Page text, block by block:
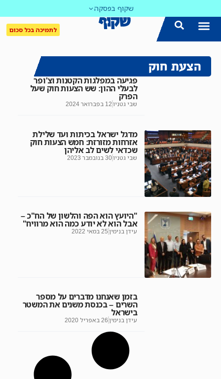
שקוף בפסקה
לתמיכה בכל סכום
הצעת חוק
פגיעה במפלגות הקטנות וצ'ופר
לבעלי ההון: שש הצעות חוק שעל
הפרק
שבי גטניו 12 בפברואר 2024
מדגל ישראל בכיתות ועד שלילת
אזרחות מזורזת: חמש הצעות חוק
שכדאי לשים לב אליהן
שבי גטניו30 בנובמבר 2023
"היועץ הוא הפה והלשון של הח"כ –
אבל הוא לא יודע כמה הוא מרוויח"
עידן בנימין 25 במאי 2022
בזמן שאנחנו מדברים על מספר
השרים – בכנסת משנים את המשטר
בישראל
עידן בנימין 26 באפריל 2020